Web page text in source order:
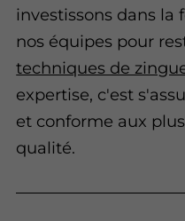
investissons dans
nos équipes pour
techniques de
expertise, c'est
et conforme aux
qualité.